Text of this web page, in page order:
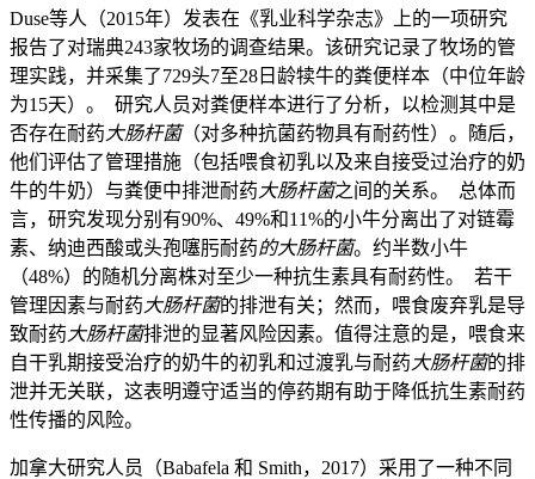
Duse等人（2015年）发表在《乳业科学杂志》上的一项研究
报告了对瑞典243家牧场的调查结果。该研究记录了牧场的管
理实践，并采集了729头7至28日龄犊牛的粪便样本（中位年龄
为15天）。 研究人员对粪便样本进行了分析，以检测其中是
否存在耐药 大肠杆菌（对多种抗菌药物具有耐药性）。随后，
他们评估了管理措施（包括喂食初乳以及来自接受过治疗的奶
牛的牛奶）与粪便中排泄耐药 大肠杆菌之间的关系。 总体而
言，研究发现分别有90%、49%和11%的小牛分离出了对链霉
素、纳迪西酸或头孢噻肟耐药的大肠杆菌。约半数小牛
（48%）的随机分离株对至少一种抗生素具有耐药性。 若干
管理因素与耐药 大肠杆菌的排泄有关；然而，喂食废弃乳是导
致耐药 大肠杆菌排泄的显著风险因素。值得注意的是，喂食来
自干乳期接受治疗的奶牛的初乳和过渡乳与耐药 大肠杆菌的排
泄并无关联，这表明遵守适当的停药期有助于降低抗生素耐药
性传播的风险。
加拿大研究人员（Babafela 和 Smith，2017）采用了一种不同